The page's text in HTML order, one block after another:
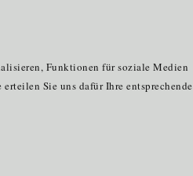
Funktionen für soziale Medien
Sie uns dafür Ihre entsprechende